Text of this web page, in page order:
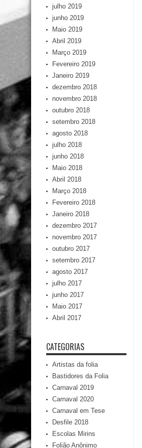
julho 2019
junho 2019
Maio 2019
Abril 2019
Março 2019
Fevereiro 2019
Janeiro 2019
dezembro 2018
novembro 2018
outubro 2018
setembro 2018
agosto 2018
julho 2018
junho 2018
Maio 2018
Abril 2018
Março 2018
Fevereiro 2018
Janeiro 2018
dezembro 2017
novembro 2017
outubro 2017
setembro 2017
agosto 2017
julho 2017
junho 2017
Maio 2017
Abril 2017
CATEGORIAS
Artistas da folia
Bastidores da Folia
Carnaval 2019
Carnaval 2020
Carnaval em Tese
Desfile 2018
Escolas Mirins
Folião Anônimo